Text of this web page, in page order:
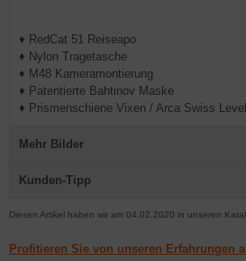
♦ RedCat 51 Reiseapo
♦ Nylon Tragetasche
♦ M48 Kameramontierung
♦ Patentierte Bahtinov Maske
♦ Prismenschiene Vixen / Arca Swiss Level
Mehr Bilder
Kunden-Tipp
Diesen Artikel haben wir am 04.02.2020 in unseren
Profitieren Sie von unseren Erfahrungen